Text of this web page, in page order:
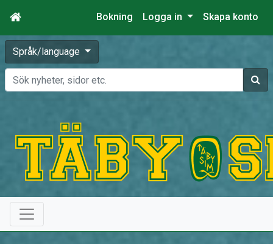
Bokning Logga in Skapa konto
Språk/language
Sök